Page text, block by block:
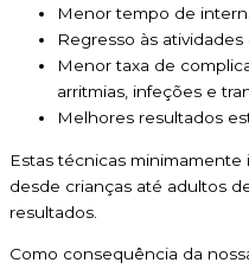
Menor tempo de
Regresso às atividades
Menor taxa de
arritmias, infeções e
Melhores resultados
Estas técnicas minimamente
desde crianças até adultos
resultados.
Como consequência da